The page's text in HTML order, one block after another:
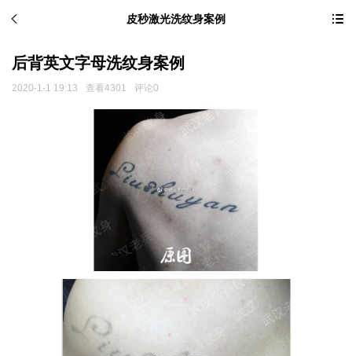
皮秒激光洗纹身案例
后背英文字母洗纹身案例
2020-1-1 19:13 查看4301 评论0